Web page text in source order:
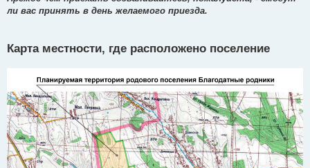
ли вас принять в день желаемого приезда.
Карта местности, где расположено поселение